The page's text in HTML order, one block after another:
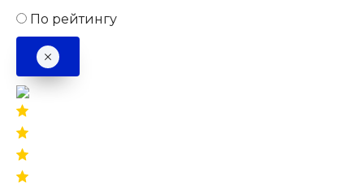
По рейтингу